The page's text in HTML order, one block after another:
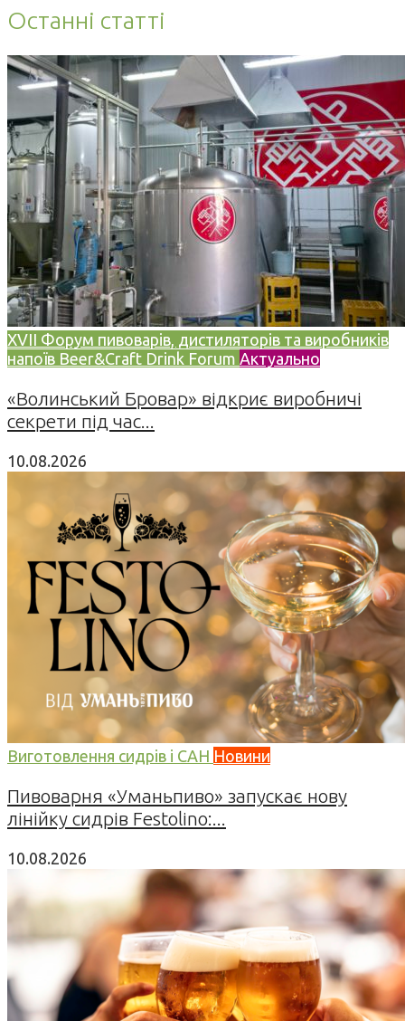
Останні статті
XVII Форум пивоварів, дистиляторів та виробників
напоїв Beer&Craft Drink Forum Актуально
«Волинський Бровар» відкриє виробничі
секрети під час...
10.08.2026
Виготовлення сидрів і САН Новини
Пивоварня «Уманьпиво» запускає нову
лінійку сидрів Festolino:...
10.08.2026